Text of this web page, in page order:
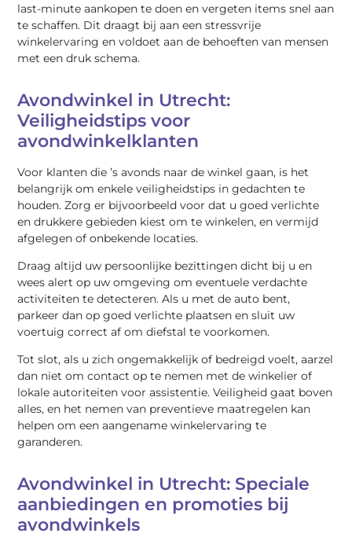
last-minute aankopen te doen en vergeten items snel aan
te schaffen. Dit draagt bij aan een stressvrije
winkelervaring en voldoet aan de behoeften van mensen
met een druk schema.
Avondwinkel in Utrecht:
Veiligheidstips voor
avondwinkelklanten
Voor klanten die ’s avonds naar de winkel gaan, is het
belangrijk om enkele veiligheidstips in gedachten te
houden. Zorg er bijvoorbeeld voor dat u goed verlichte
en drukkere gebieden kiest om te winkelen, en vermijd
afgelegen of onbekende locaties.
Draag altijd uw persoonlijke bezittingen dicht bij u en
wees alert op uw omgeving om eventuele verdachte
activiteiten te detecteren. Als u met de auto bent,
parkeer dan op goed verlichte plaatsen en sluit uw
voertuig correct af om diefstal te voorkomen.
Tot slot, als u zich ongemakkelijk of bedreigd voelt, aarzel
dan niet om contact op te nemen met de winkelier of
lokale autoriteiten voor assistentie. Veiligheid gaat boven
alles, en het nemen van preventieve maatregelen kan
helpen om een aangename winkelervaring te
garanderen.
Avondwinkel in Utrecht: Speciale
aanbiedingen en promoties bij
avondwinkels